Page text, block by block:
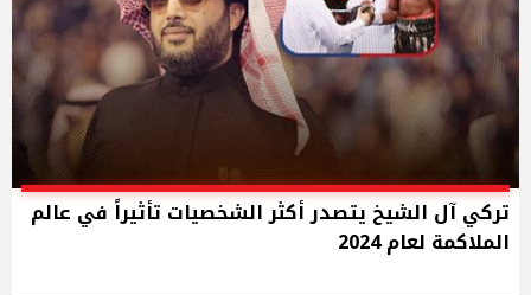
تركي آل الشيخ يتصدر أكثر الشخصيات تأثيراً في عالم
الملاكمة لعام 2024